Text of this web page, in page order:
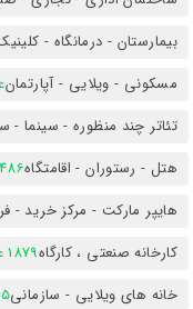
بیمارستان - درمانگاه -
مسکونی - ویلایی - آپارتمان
تئاتر چند منظوره - سینما
هتل - رستوران - اقامتگاه5486
هایپر مارکت - مرکز خرید -
کارخانه صنعتی ، کارگاه1879 عدد
خانه های ویلایی - سازمانی